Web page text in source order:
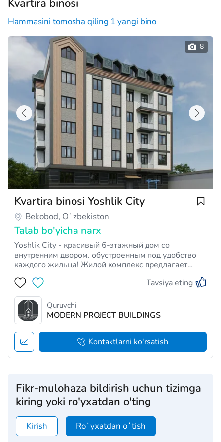
Kvartira binosi
Hammasini tomosha qiling 1 yangi bino
Kvartira binosi Yoshlik City
Bekobod, Oʻzbekiston
Talab bo'yicha narx
Yoshlik City - красивый 6-этажный дом со
внутренним двором, обустроенным под удобство
каждого жильца! Жилой комплекс предлагает
своим резидентам комфортабельное жилье с
множеством удобств и развлечений во дворе
самого комплекса. Помимо этого, ЖК также
обладает круглосуточной охраной, паркинг…
Tavsiya eting
Quruvchi
MODERN PROJECT BUILDINGS
Kontaktlarni ko'rsatish
Fikr-mulohaza bildirish uchun tizimga
kiring yoki ro'yxatdan o'ting
Kirish Roʻyxatdan oʻtish